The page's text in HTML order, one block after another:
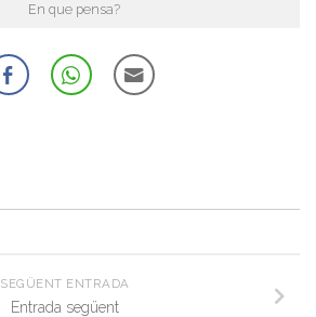
En que pensa?
SEGÜENT ENTRADA
Entrada següent